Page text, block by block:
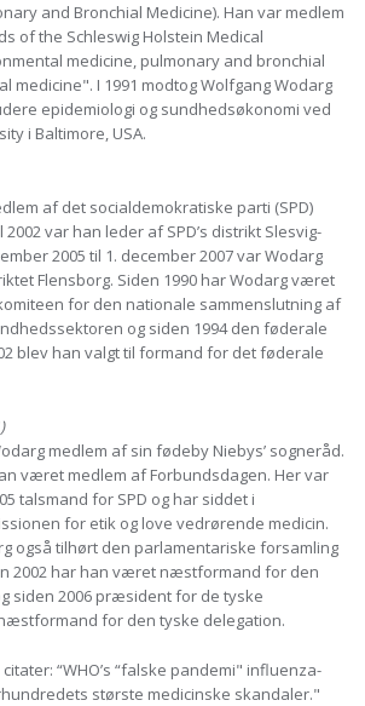
and Bronchial Medicine). Han var medlem
of the Schleswig Holstein Medical
medicine, pulmonary and bronchial
medicine". I 1991 modtog Wolfgang Wodarg
epidemiologi og sundhedsøkonomi ved
i Baltimore, USA.
af det socialdemokratiske parti (SPD)
2002 var han leder af SPD’s distrikt Slesvig-
2005 til 1. december 2007 var Wodarg
Flensborg. Siden 1990 har Wodarg været
for den nationale sammenslutning af
og siden 1994 den føderale
blev han valgt til formand for det føderale
medlem af sin fødeby Niebys’ sogneråd.
været medlem af Forbundsdagen. Her var
talsmand for SPD og har siddet i
for etik og love vedrørende medicin.
også tilhørt den parlamentariske forsamling
2002 har han været næstformand for den
siden 2006 præsident for de tyske
for den tyske delegation.
“WHO’s “falske pandemi" influenza-
største medicinske skandaler."